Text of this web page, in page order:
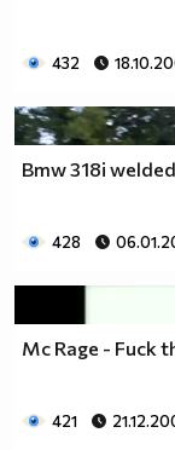
432
Bmw 318i
428
Mc Rage - Fuck
421